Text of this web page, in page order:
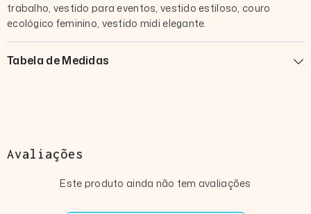
trabalho, vestido para eventos, vestido estiloso, couro
ecológico feminino, vestido midi elegante.
Tabela de Medidas
Avaliações
Este produto ainda não tem avaliações